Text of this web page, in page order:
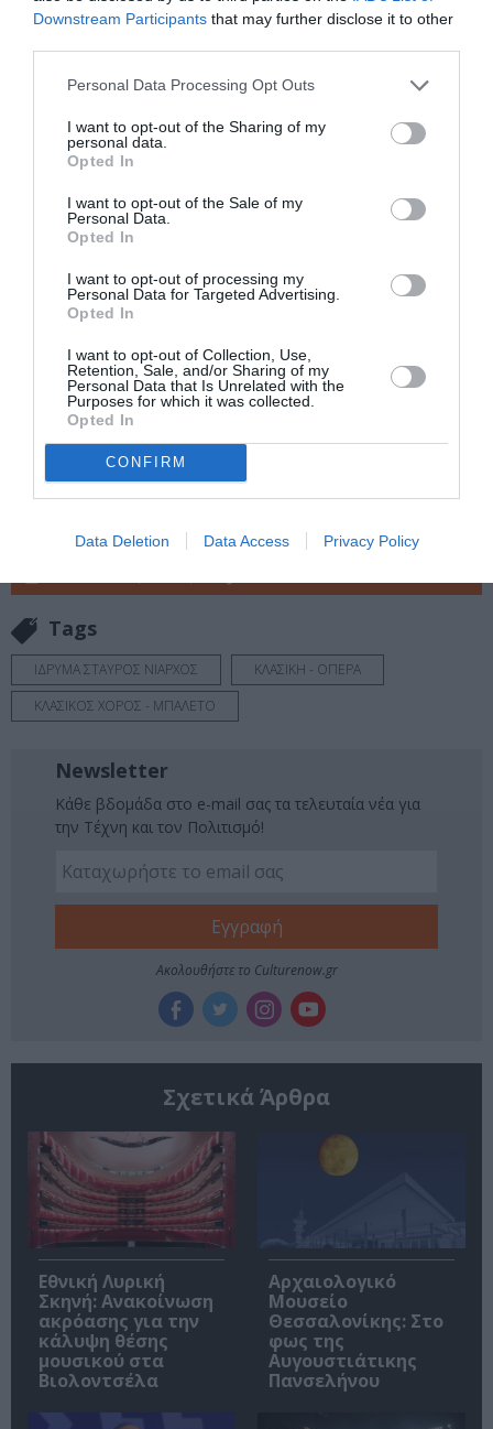
Downstream Participants that may further disclose it to other
Personal Data Processing Opt Outs
I want to opt-out of the Sharing of my
personal data.
Opted In
I want to opt-out of the Sale of my
Personal Data.
Opted In
I want to opt-out of processing my
Personal Data for Targeted Advertising.
Opted In
I want to opt-out of Collection, Use,
Retention, Sale, and/or Sharing of my
Personal Data that Is Unrelated with the
Purposes for which it was collected.
Opted In
CONFIRM
Data Deletion Data Access Privacy Policy
καθώς και στον ειδικά διαμορφωμένο χώρο του Opera Club
στο Φουαγέ της ΕΛΣ, ο οποίος θα λειτουργεί κατά τις μέρες
και τις ώρες των παραστάσεων, αλλά και στα Ταμεία της ΕΛΣ
στο ΚΠΙΣΝ (καθημερινά 9.00-21.00).
Πληροφορίες: Ταμεία ΕΛΣ, 2130885700 (καθημερινά 9.00-
Ταυτότητα
Περισσότερες πληροφορίες:nationalopera.gr
Ακολουθήστε το Culturenow.gr στο
μάθετε πρώτοι όλες τις ειδήσεις
Δείτε όλα τατελευταία νέα
Tags
ΙΔΡΥΜΑ ΣΤΑΥΡΟΣ ΝΙΑΡΧΟΣ
ΚΛΑΣΙΚΗ - ΟΠΕΡΑ
ΚΛΑΣΙΚΟΣ ΧΟΡΟΣ - ΜΠΑΛΕΤΟ
Newsletter
Κάθε βδομάδα στο e-mail σας τα τελευταία νέα για
την Τέχνη και τον Πολιτισμό!
Ακολουθήστε το Culturenow.gr
Σχετικά Άρθρα
Εθνική Λυρική
Σκηνή: Ανακοίνωση
ακρόασης για την
κάλυψη θέσης
μουσικού στα
Βιολοντσέλα
Αρχαιολογικό
Μουσείο
Θεσσαλονίκης: Στο
φως της
Αυγουστιάτικης
Πανσελήνου